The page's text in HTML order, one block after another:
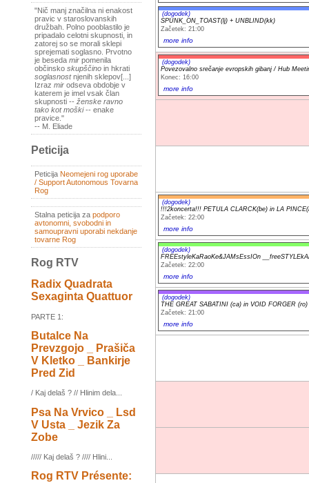
"Nič manj značilna ni enakost
pravic v staroslovanskih
družbah. Polno pooblastilo je
pripadalo celotni skupnosti, in
zatorej so se morali sklepi
sprejemati soglasno. Prvotno
je beseda mir pomenila
občinsko skupščino in hkrati
soglasnostnjenih sklepov[...]
Izraz mir odseva obdobje v
katerem je imel vsak član
skupnosti -- ženske ravno
tako kot moški-- enake
pravice."
-- M. Eliade
Peticija
Peticija Neomejeni rog uporabe
/ Support Autonomous Tovarna
Rog
Stalna peticija za podporo
avtonomni, svobodni in
samoupravni uporabi nekdanje
tovarne Rog
Rog RTV
Radix Quadrata
Sexaginta Quattuor
PARTE 1:
Butalce Na
Prevzgojo _ Prašiča
V Kletko _ Bankirje
Pred Zid
/ Kaj delaš ? // Hlinim dela...
Psa Na Vrvico _ Lsd
V Usta _ Jezik Za
Zobe
///// Kaj delaš ? //// Hlini...
Rog RTV Présente:
(dogodek)
SPUNK_ON_TOAST(lj) + UNBLIND(kk)
Začetek: 21:00
more info
(dogodek)
Povezovalno srečanje evropskih gibanj / Hub
Konec: 16:00
more info
(dogodek)
!!!2koncerta!!! PETULA CLARCK(be) in LA
Začetek: 22:00
more info
(dogodek)
FREEstyleKaRaoKe&JAMsEssIOn
Začetek: 22:00
more info
(dogodek)
THE GREAT SABATINI (ca) in VOID FORGER (ro)
Začetek: 21:00
more info